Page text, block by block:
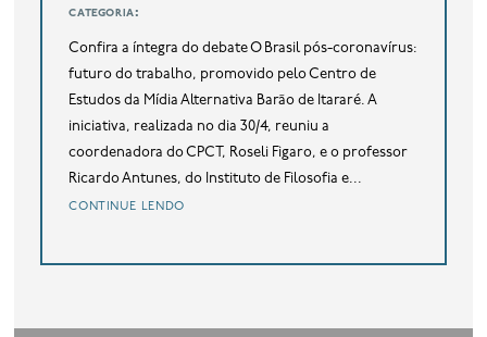
categoria:
Confira a íntegra do debate O Brasil pós-coronavírus:
futuro do trabalho, promovido pelo Centro de
Estudos da Mídia Alternativa Barão de Itararé. A
iniciativa, realizada no dia 30/4, reuniu a
coordenadora do CPCT, Roseli Figaro, e o professor
Ricardo Antunes, do Instituto de Filosofia e...
continue lendo